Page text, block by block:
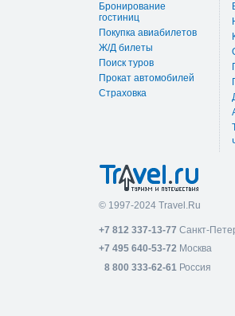
Бронирование
гостиниц
Покупка авиабилетов
Ж/Д билеты
Поиск туров
Прокат автомобилей
Страховка
© 1997-2024 Travel.Ru
+7 812 337-13-77 Санкт-
+7 495 640-53-72 Москва
8 800 333-62-61 Россия